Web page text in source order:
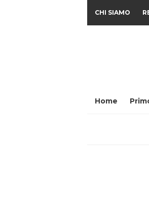
CHI SIAMO
Home